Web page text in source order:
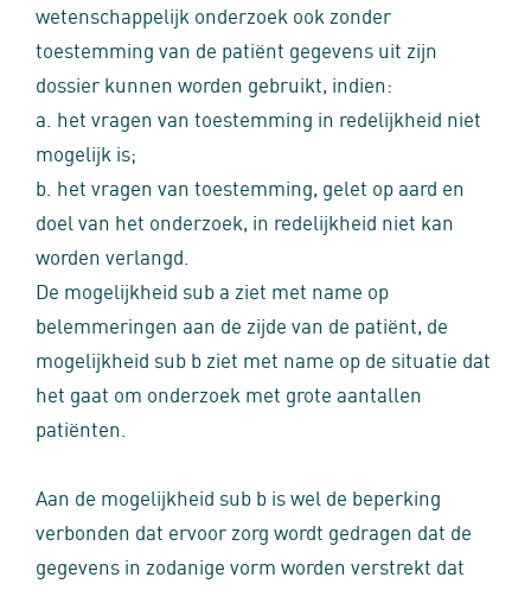
wetenschappelijk onderzoek ook zonder
toestemming van de patiënt gegevens uit zijn
dossier kunnen worden gebruikt, indien:
a. het vragen van toestemming in redelijkheid niet
mogelijk is;
b. het vragen van toestemming, gelet op aard en
doel van het onderzoek, in redelijkheid niet kan
worden verlangd.
De mogelijkheid sub a ziet met name op
belemmeringen aan de zijde van de patiënt, de
mogelijkheid sub b ziet met name op de situatie dat
het gaat om onderzoek met grote aantallen
patiënten.
Aan de mogelijkheid sub b is wel de beperking
verbonden dat ervoor zorg wordt gedragen dat de
gegevens in zodanige vorm worden verstrekt dat